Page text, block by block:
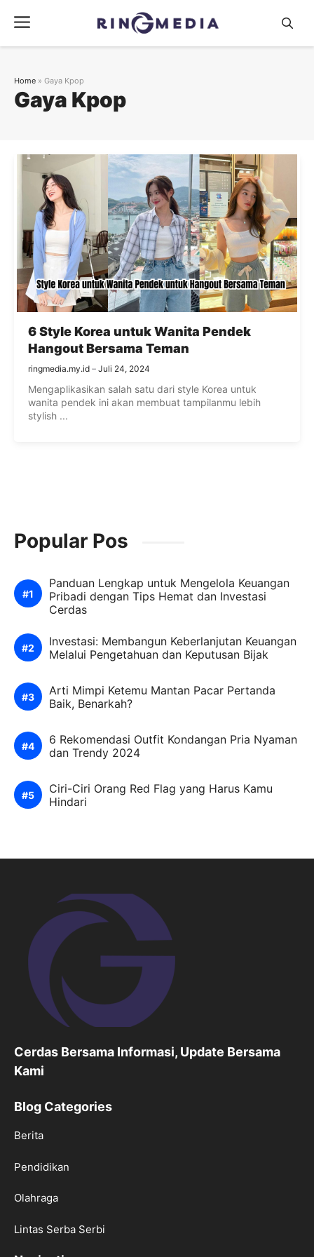
isi
Menu
Gaya Kpop
Home » Gaya Kpop
6 Style Korea untuk Wanita Pendek
Hangout Bersama Teman
ringmedia.my.id Juli 24, 2024
Mengaplikasikan salah satu dari style Korea untuk
wanita pendek ini akan membuat tampilanmu lebih
stylish ...
Popular Pos
Panduan Lengkap untuk Mengelola Keuangan
Pribadi dengan Tips Hemat dan Investasi
Cerdas
Investasi: Membangun Keberlanjutan Keuangan
Melalui Pengetahuan dan Keputusan Bijak
Arti Mimpi Ketemu Mantan Pacar Pertanda
Baik, Benarkah?
6 Rekomendasi Outfit Kondangan Pria Nyaman
dan Trendy 2024
Ciri-Ciri Orang Red Flag yang Harus Kamu
Hindari
Cerdas Bersama Informasi, Update Bersama
Kami
Blog Categories
Berita
Pendidikan
Olahraga
Lintas Serba Serbi